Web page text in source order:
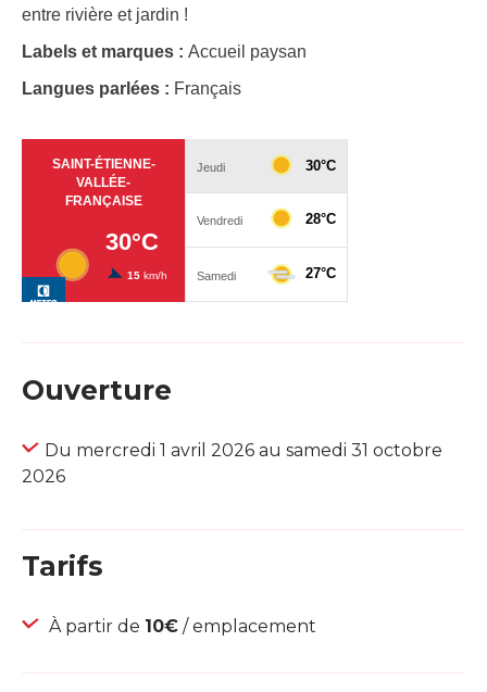
entre rivière et jardin !
Labels et marques : Accueil paysan
Langues parlées : Français
Ouverture
Du mercredi 1 avril 2026 au samedi 31 octobre
2026
Tarifs
À partir de 10€ / emplacement